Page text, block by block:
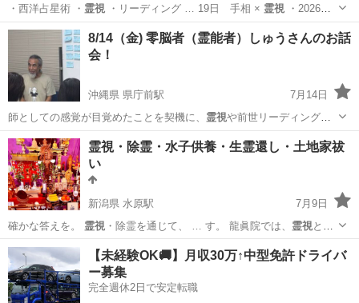
・西洋占星術 ・ 霊視・リーディング … 19日 手相 × 霊視・2026年3
月… 17日 手相 ×霊視・2026年4月… ード・数秘術 ×霊視主催
愛知 名古屋市 栄町駅 その他 BAR
8/14（金) 零脳者（霊能者）しゅうさんのお話
会！
沖縄県 県庁前駅
7月14日
師としての感覚が目覚めたことを契機に、 霊視や前世リーディングな
どの活動を開始。 …
沖縄 那覇市 県庁前駅 その他 スピリチュアル
霊視・除霊・水子供養・生霊還し・土地家祓
い
新潟県 水原駅
7月9日
確かな答えを。 霊視・除霊を通じて、 … す。 龍眞院では、 霊視と除
霊を通じて、そ… STEP 02霊視による状況確認 お… いした内容をも
とに 霊視 を行い、問題の根本… ◎ 施術料 🟣霊視 ［一霊］・・壱萬
円…
新潟 阿賀野市 水原駅 セミナー 霊視
【未経験OK🚚】月収30万↑中型免許ドライバ
ー募集
完全週休2日で安定転職